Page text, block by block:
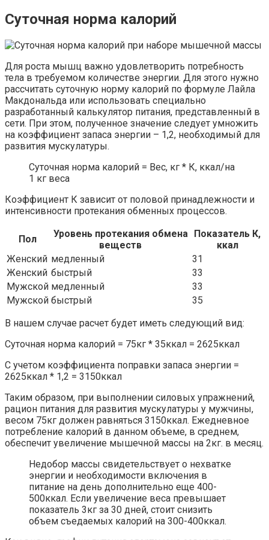
Суточная норма калорий
Для роста мышц важно удовлетворить потребность
тела в требуемом количестве энергии. Для этого нужно
рассчитать суточную норму калорий по формуле Лайла
Макдональда или использовать специально
разработанный калькулятор питания, представленный в
сети. При этом, полученное значение следует умножить
на коэффициент запаса энергии – 1,2, необходимый для
развития мускулатуры.
Суточная норма калорий = Вес, кг * К, ккал/на
1 кг веса
Коэффициент К зависит от половой принадлежности и
интенсивности протекания обменных процессов.
Пол
Уровень протекания обмена
веществ
Показатель К,
ккал
Женский медленный
31
Женский быстрый
33
Мужской медленный
33
Мужской быстрый
35
В нашем случае расчет будет иметь следующий вид:
Суточная норма калорий = 75кг * 35ккал = 2625ккал
С учетом коэффициента поправки запаса энергии =
2625ккал * 1,2 = 3150ккал
Таким образом, при выполнении силовых упражнений,
рацион питания для развития мускулатуры у мужчины,
весом 75кг должен равняться 3150ккал. Ежедневное
потребление калорий в данном объеме, в среднем,
обеспечит увеличение мышечной массы на 2кг. в месяц.
Недобор массы свидетельствует о нехватке
энергии и необходимости включения в
питание на день дополнительно еще 400-
500ккал. Если увеличение веса превышает
показатель 3кг за 30 дней, стоит снизить
объем съедаемых калорий на 300-400ккал.